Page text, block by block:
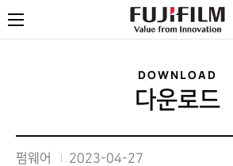
메
뉴
DOWNLOAD
다운로드
펌웨어 2023-04-27